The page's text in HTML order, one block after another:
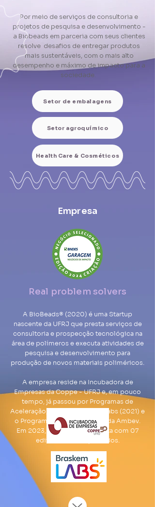
Por meio de serviços de consultoria e
projetos de pesquisa e desenvolvimento -
a Biobeads em parceria com seus clientes
resolve desafios de entregar produtos
mais sustentáveis, com o mais alto
desempenho e máximo de impacto para a
sociedade.
Setor de embalagens
Setor agroquímico
Health Care & Cosméticos
Empresa
Real problem solvers
A BioBeads® (2020) é uma Startup
nascente da UFRJ que presta serviços de
consultoria e prospecção tecnológica na
área de polímeros e executa atividades de
pesquisa e desenvolvimento para
produção de novos materiais poliméricos.
A empresa reside na Incubadora de
Empresas da Coppe - UFRJ e, em pouco
tempo, já passou por Programas de
Aceleração, como o Braskem Labs (2021) e
o Programa 100+labs (2022), da Ambev.
Em 2023, a BioBeads® já conta com 07
editais de P&DI aprovados.